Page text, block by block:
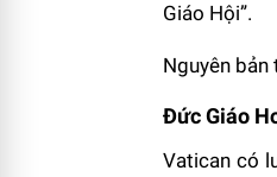
Giáo Hội”.
Nguyên bản
Đức Giáo
Vatican có